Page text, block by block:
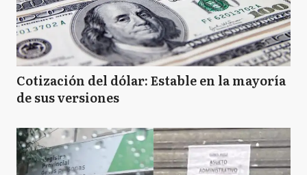
Cotización del dólar: Estable en la mayoría
de sus versiones